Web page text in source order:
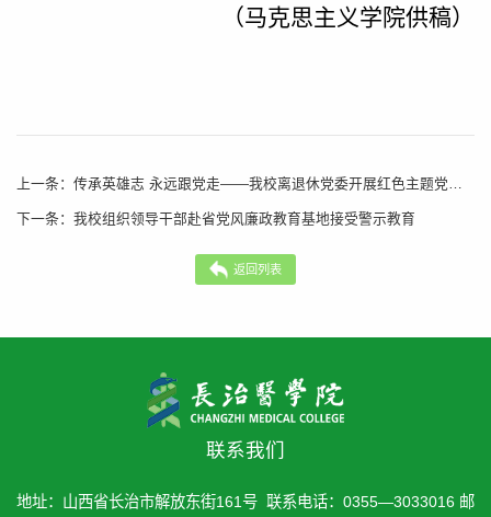
（马克思主义学院供稿）
上一条： 传承英雄志 永远跟党走——我校离退休党委开展红色主题党日活动
下一条： 我校组织领导干部赴省党风廉政教育基地接受警示教育
返回列表
联系我们
地址：山西省长治市解放东街161号 联系电话：0355—3033016 邮